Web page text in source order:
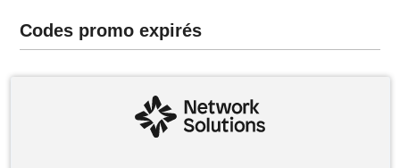
Codes promo expirés